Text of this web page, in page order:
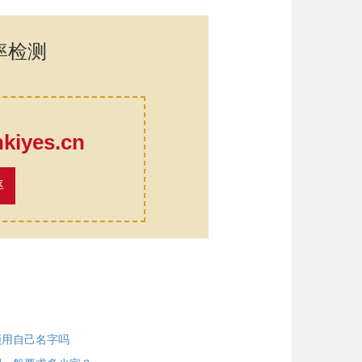
检测
自己名字吗